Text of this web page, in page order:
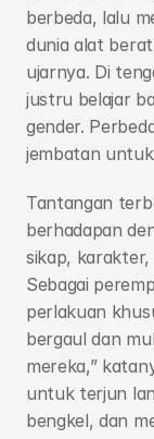
berbeda, lalu
dunia alat
ujarnya. Di
justru belajar
gender.
jembatan
Tantangan
berhadapan
sikap, karakter,
Sebagai
perlakuan
bergaul dan
mereka,”
untuk terjun
bengkel, dan